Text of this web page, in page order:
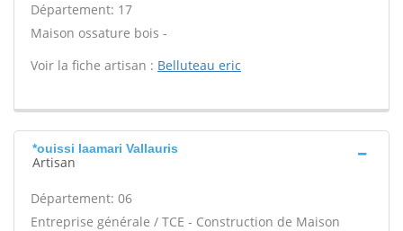
Département: 17
Maison ossature bois -
Voir la fiche artisan : Belluteau eric
*ouissi laamari Vallauris
Artisan
Département: 06
Entreprise générale / TCE - Construction de Maison